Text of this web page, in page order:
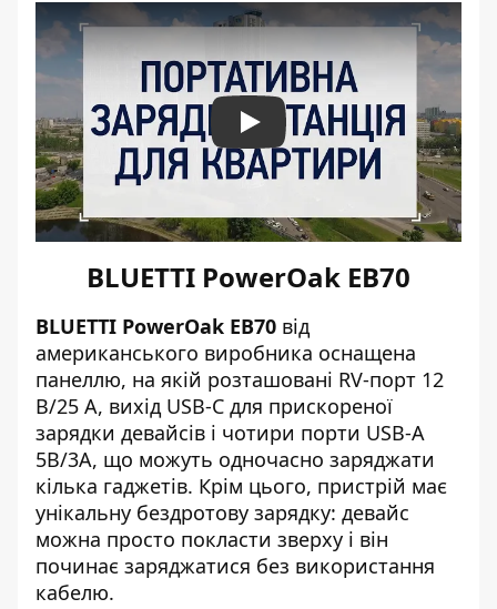
Play
BLUETTI PowerOak EB70
BLUETTI PowerOak EB70 від
американського виробника оснащена
панеллю, на якій розташовані RV-порт 12
В/25 А, вихід USB-C для прискореної
зарядки девайсів і чотири порти USB-A
5В/3А, що можуть одночасно заряджати
кілька гаджетів. Крім цього, пристрій має
унікальну бездротову зарядку: девайс
можна просто покласти зверху і він
починає заряджатися без використання
кабелю.